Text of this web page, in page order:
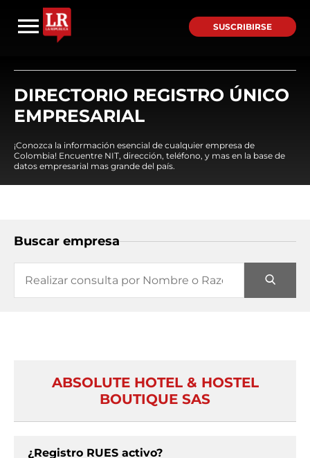
SUSCRIBIRSE
DIRECTORIO REGISTRO ÚNICO
EMPRESARIAL
¡Conozca la información esencial de cualquier empresa de
Colombia! Encuentre NIT, dirección, teléfono, y mas en la base de
datos empresarial mas grande del país.
Buscar empresa
ABSOLUTE HOTEL & HOSTEL
BOUTIQUE SAS
¿Registro RUES activo?